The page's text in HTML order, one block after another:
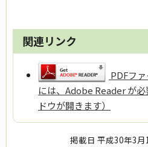
関連リンク
PDFフ
には、Adobe Reader が
ドウが開きます）
掲載日 平成30年3月